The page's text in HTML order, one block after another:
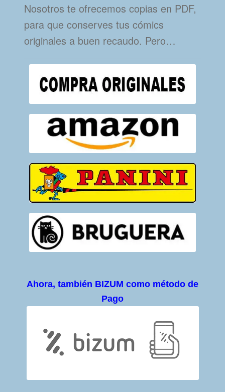
Nosotros te ofrecemos copias en PDF,
para que conserves tus cómics
originales a buen recaudo. Pero…
Ahora, también BIZUM como método de
Pago